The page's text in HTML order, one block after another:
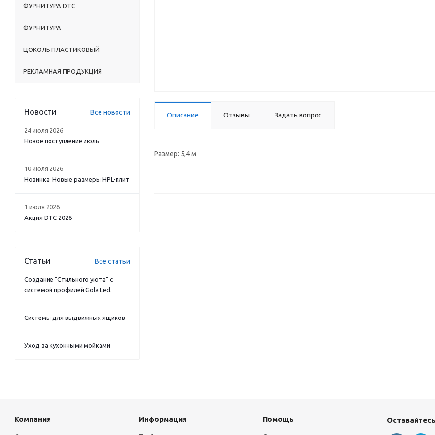
Описание Отзывы Задать вопрос
Размер: 5,4 м
ФУРНИТУРА DTC
ФУРНИТУРА
ЦОКОЛЬ ПЛАСТИКОВЫЙ
РЕКЛАМНАЯ ПРОДУКЦИЯ
Новости Все новости
24 июля 2026
Новое поступление июль
10 июля 2026
Новинка. Новые размеры HPL-плит
1 июля 2026
Акция DTC 2026
Статьи Все статьи
Создание "Стильного уюта" с
системой профилей Gola Led.
Системы для выдвижных ящиков
Уход за кухонными мойками
Компания Информация Помощь